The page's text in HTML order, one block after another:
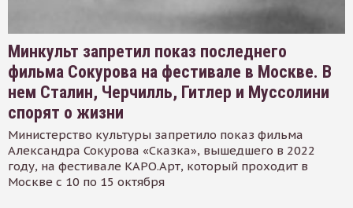
Минкульт запретил показ последнего
фильма Сокурова на фестивале в Москве. В
нем Сталин, Черчилль, Гитлер и Муссолини
спорят о жизни
Министерство культуры запретило показ фильма
Александра Сокурова «Сказка», вышедшего в 2022
году, на фестивале КАРО.Арт, который проходит в
Москве с 10 по 15 октября